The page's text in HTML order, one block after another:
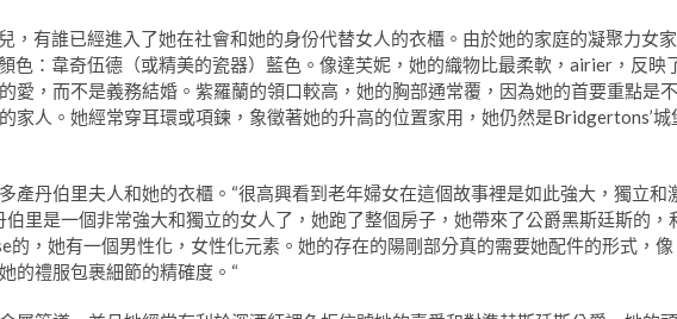
，有誰已經進入了她在社會和她的身份代替女人的衣櫃。由於她的家庭的凝聚力女家
色：韋奇伍德（或精美的瓷器）藍色。像達芙妮，她的織物比最柔軟，airier，反映
愛，而不是義務結婚。紫羅蘭的領口較高，她的胸部通常覆，因為她的首要重點是不
家人。她經常穿耳環或項鍊，象徵著她的升高的位置家用，她仍然是Bridgertons’城
產丹伯里夫人和她的衣櫃。“很高興看到老年婦女在這個故事裡是如此強大，獨立和
里是一個非常強大和獨立的女人了，她跑了整個房子，她帶來了公爵黑斯廷斯的，
的，她有一個男性化，女性化元素。她的存在的陽剛部分真的需要她配件的形式，像
的禮服包裹細節的精確度。“